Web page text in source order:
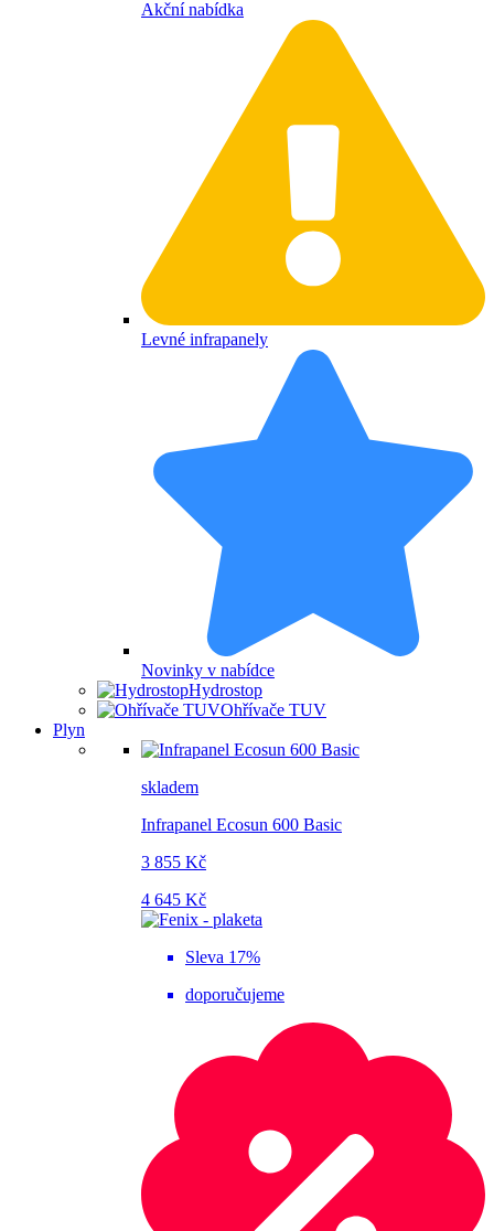
Akční nabídka
Levné infrapanely
Novinky v nabídce
Hydrostop
Ohřívače TUV
Plyn
skladem
Infrapanel Ecosun 600 Basic
3 855 Kč
4 645 Kč
Sleva 17%
doporučujeme